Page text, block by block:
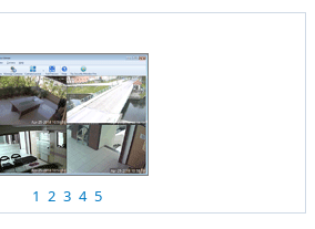
1 2 3 4 5